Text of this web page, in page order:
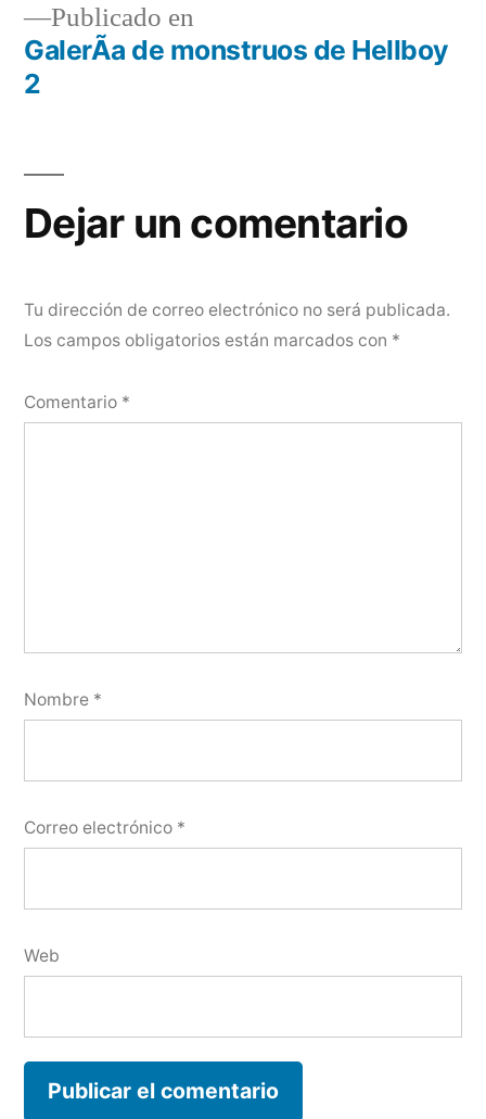
Navegación
entradas
Publicado en
GalerÃ­a de monstruos de Hellboy
2
Dejar un comentario
Tu dirección de correo electrónico no será publicada.
Los campos obligatorios están marcados con *
Comentario *
Nombre *
Correo electrónico *
Web